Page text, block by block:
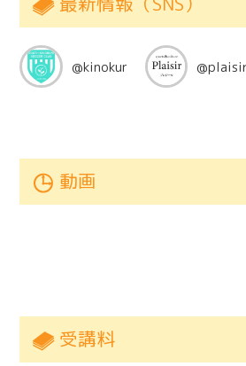
@kinokuni_south
動画
受講料